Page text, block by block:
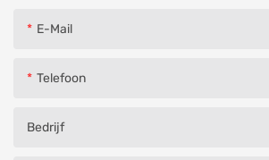
E-Mail
Telefoon
Bedrijf